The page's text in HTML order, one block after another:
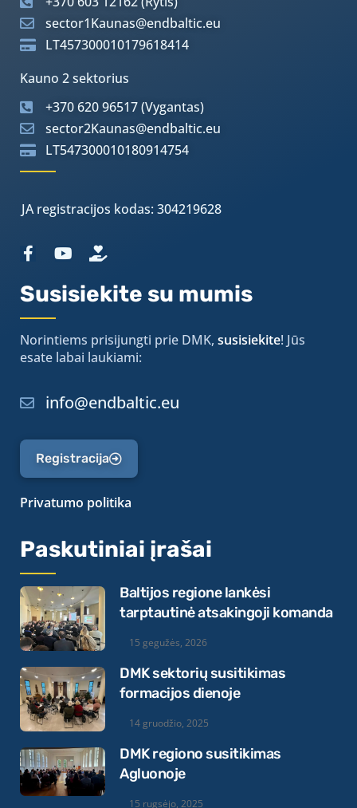
sector1Kaunas@endbaltic.eu
LT457300010179618414
Kauno 2 sektorius
+370 620 96517 (Vygantas)
sector2Kaunas@endbaltic.eu
LT547300010180914754
JA registracijos kodas: 304219628
Susisiekite su mumis
Norintiems prisijungti prie DMK, susisiekite! Jūs
esate labai laukiami:
info@endbaltic.eu
Registracija
Privatumo politika
Paskutiniai įrašai
Baltijos regione lankėsi
tarptautinė atsakingoji komanda
15 gegužės, 2026
DMK sektorių susitikimas
formacijos dienoje
14 gruodžio, 2025
DMK regiono susitikimas
Agluonoje
15 rugsėjo, 2025